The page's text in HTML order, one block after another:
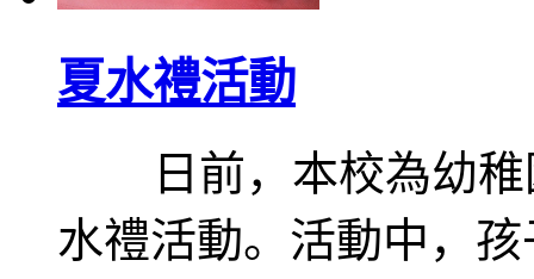
夏水禮活動
日前，本校為幼稚
水禮活動。活動中，